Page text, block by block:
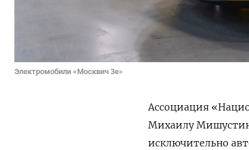
Электромобили «Москвич 3e»
Ассоциация
Михаилу
исключительно